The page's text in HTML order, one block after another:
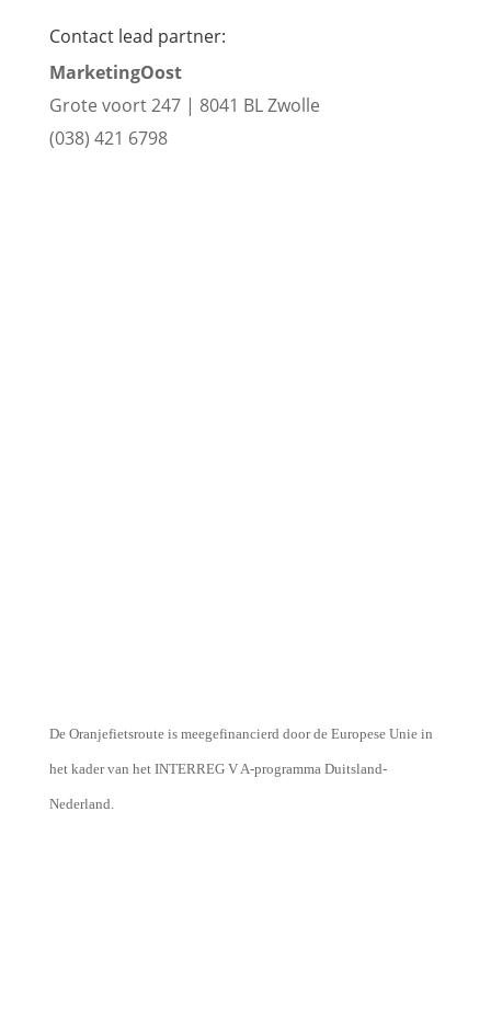
Contact lead partner:
MarketingOost
Grote voort 247 | 8041 BL Zwolle
(038) 421 6798
De Oranjefietsroute is meegefinancierd door de Europese Unie in
het kader van het INTERREG V A-programma Duitsland-
Nederland.